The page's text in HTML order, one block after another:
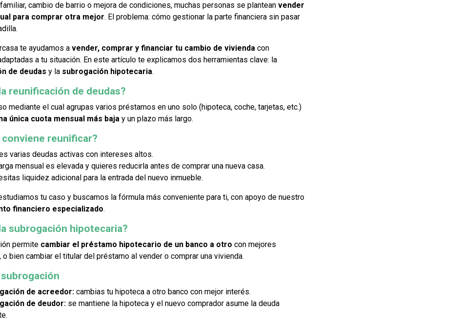
cambio de barrio o mejora de condiciones, muchas personas se plantean vender
para comprar otra mejor. El problema: cómo gestionar la parte financiera sin pasar
te ayudamos a vender, comprar y financiar tu cambio de vivienda con
a tu situación. En este artículo te explicamos dos herramientas clave: la
de deudas y la subrogación hipotecaria.
reunificación de deudas?
mediante el cual agrupas varios préstamos en uno solo (hipoteca, coche, tarjetas, etc.)
única cuota mensual más baja y un plazo más largo.
conviene reunificar?
varias deudas activas con intereses altos.
mensual es elevada y quieres reducirla antes de comprar una nueva casa.
liquidez adicional para la entrada del nuevo inmueble.
tu caso y buscamos la fórmula más conveniente para ti, con apoyo de nuestro
financiero especializado.
subrogación hipotecaria?
permite cambiar el préstamo hipotecario de un banco a otro con mejores
bien cambiar el titular del préstamo al vender o comprar una vivienda.
de acreedor: cambias tu hipoteca a otro banco con mejor interés.
de deudor: se mantiene la hipoteca y el nuevo comprador asume la deuda